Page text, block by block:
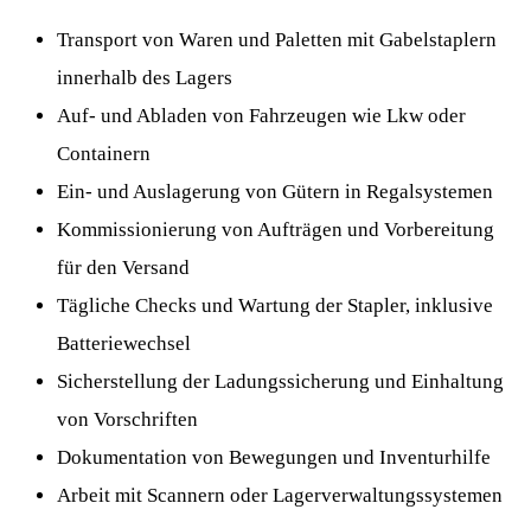
Transport von Waren und Paletten mit Gabelstaplern
innerhalb des Lagers
Auf- und Abladen von Fahrzeugen wie Lkw oder
Containern
Ein- und Auslagerung von Gütern in Regalsystemen
Kommissionierung von Aufträgen und Vorbereitung
für den Versand
Tägliche Checks und Wartung der Stapler, inklusive
Batteriewechsel
Sicherstellung der Ladungssicherung und Einhaltung
von Vorschriften
Dokumentation von Bewegungen und Inventurhilfe
Arbeit mit Scannern oder Lagerverwaltungssystemen